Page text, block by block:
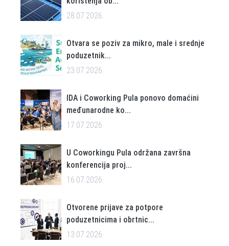
28.07.2026..
Otvara se poziv za mikro, male i srednje
poduzetnik...
23.07.2026..
IDA i Coworking Pula ponovo domaćini
međunarodne ko...
17.07.2026..
U Coworkingu Pula održana završna
konferencija proj...
16.07.2026..
Otvorene prijave za potpore
poduzetnicima i obrtnic...
13.07.2026..